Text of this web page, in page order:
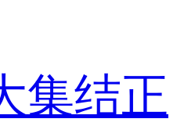
集结正